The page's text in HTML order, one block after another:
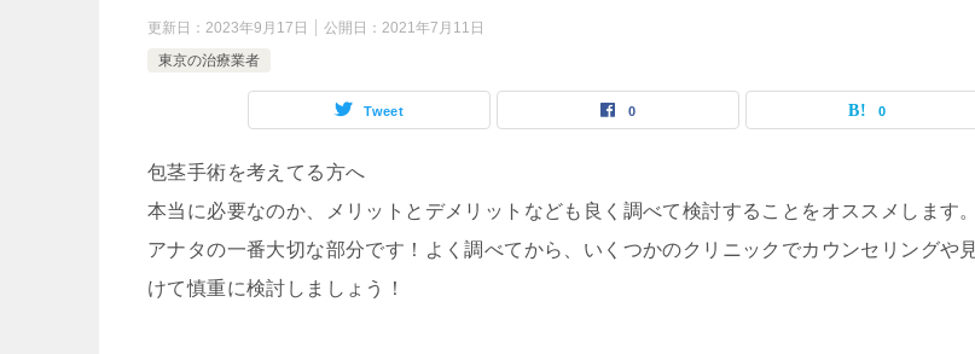
更新日： 2023年9月17日 公開日： 2021年7月11日
東京の治療業者
Tweet 0 0
包茎手術を考えてる方へ
本当に必要なのか、メリットとデメリットなども良く調べて検討することをオススメします。
アナタの一番大切な部分です！よく調べてから、いくつかのクリニックでカウンセリングや
けて慎重に検討しましょう！